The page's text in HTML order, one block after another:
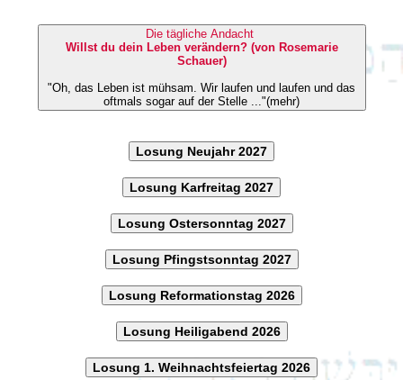
Die tägliche Andacht
Willst du dein Leben verändern? (von Rosemarie
Schauer)
"Oh, das Leben ist mühsam. Wir laufen und laufen und das
oftmals sogar auf der Stelle ..."(mehr)
Losung Neujahr 2027
Losung Karfreitag 2027
Losung Ostersonntag 2027
Losung Pfingstsonntag 2027
Losung Reformationstag 2026
Losung Heiligabend 2026
Losung 1. Weihnachtsfeiertag 2026